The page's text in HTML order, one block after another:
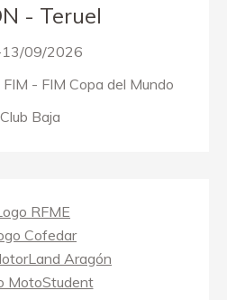
- Teruel
09/2026
FIM - FIM Copa del Mundo
Baja